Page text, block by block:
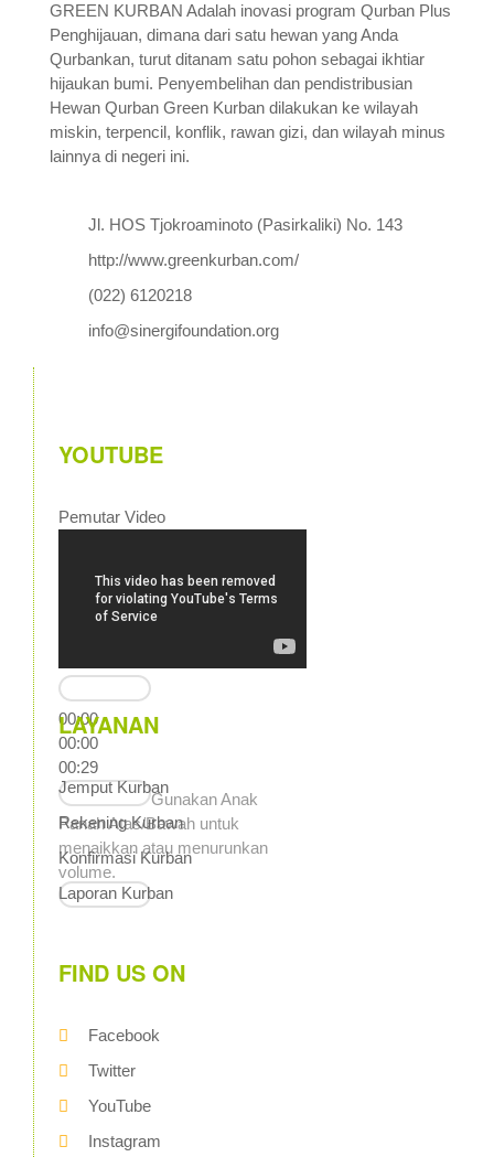
GREEN KURBAN Adalah inovasi program Qurban Plus
Penghijauan, dimana dari satu hewan yang Anda
Qurbankan, turut ditanam satu pohon sebagai ikhtiar
hijaukan bumi. Penyembelihan dan pendistribusian
Hewan Qurban Green Kurban dilakukan ke wilayah
miskin, terpencil, konflik, rawan gizi, dan wilayah minus
lainnya di negeri ini.
Jl. HOS Tjokroaminoto (Pasirkaliki) No. 143
http://www.greenkurban.com/
(022) 6120218
info@sinergifoundation.org
YOUTUBE
Pemutar Video
00:00
00:00
00:29
Gunakan Anak
Panah Atas/Bawah untuk
menaikkan atau menurunkan
volume.
LAYANAN
Jemput Kurban
Rekening Kurban
Konfirmasi Kurban
Laporan Kurban
FIND US ON
Facebook
Twitter
YouTube
Instagram